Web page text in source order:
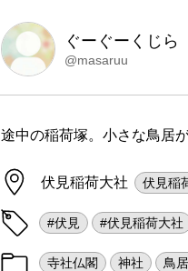
ぐーぐーくじら
@masaruu
途中の稲荷塚。小さな鳥居
伏見稲荷大社 伏見稲
#伏見 #伏見稲荷大社
寺社仏閣 神社 鳥